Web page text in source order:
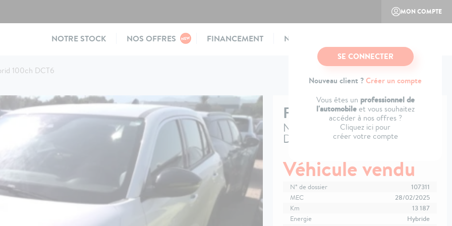
MON COMPTE
SE CONNECTER
Nouveau client ?Créer un compte
Vous êtes un professionnel de
l'automobileet vous souhaitez
accéder à nos offres ?
Cliquez ici pour
créer votre compte
Main
NOTRE STOCK NOS OFFRES FINANCEMENT NOTRE CONCEPT
100ch DCT6
FIAT 600
Nouvelle 1.2 Hybrid 100ch
DCT6
Véhicule vendu
N° de dossier
107311
MEC
28/02/2025
Km
13 187
Energie
Hybride